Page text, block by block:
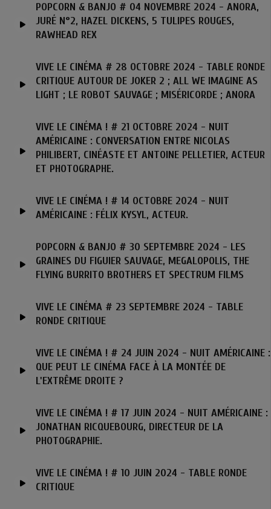
POPCORN & BANJO # 04 NOVEMBRE 2024 - ANORA,
JURÉ N°2, HAZEL DICKENS, 5 TULIPES ROUGES,
RAWHEAD REX
VIVE LE CINÉMA # 28 OCTOBRE 2024 - TABLE RONDE
CRITIQUE AUTOUR DE JOKER 2 ; ALL WE IMAGINE AS
LIGHT ; LE ROBOT SAUVAGE ; MISÉRICORDE ; ANORA
VIVE LE CINÉMA ! # 21 OCTOBRE 2024 - NUIT
AMÉRICAINE : CONVERSATION ENTRE NICOLAS
PHILIBERT, CINÉASTE ET ANTOINE PELLETIER, ACTEUR
ET PHOTOGRAPHE.
VIVE LE CINÉMA ! # 14 OCTOBRE 2024 - NUIT
AMÉRICAINE : FÉLIX KYSYL, ACTEUR.
POPCORN & BANJO # 30 SEPTEMBRE 2024 - LES
GRAINES DU FIGUIER SAUVAGE, MEGALOPOLIS, THE
FLYING BURRITO BROTHERS ET SPECTRUM FILMS
VIVE LE CINÉMA # 23 SEPTEMBRE 2024 - TABLE
RONDE CRITIQUE
VIVE LE CINÉMA ! # 24 JUIN 2024 - NUIT AMÉRICAINE :
QUE PEUT LE CINÉMA FACE À LA MONTÉE DE
L'EXTRÊME DROITE ?
VIVE LE CINÉMA ! # 17 JUIN 2024 - NUIT AMÉRICAINE :
JONATHAN RICQUEBOURG, DIRECTEUR DE LA
PHOTOGRAPHIE.
VIVE LE CINÉMA ! # 10 JUIN 2024 - TABLE RONDE
CRITIQUE